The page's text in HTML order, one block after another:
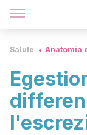
Salute Anatomia